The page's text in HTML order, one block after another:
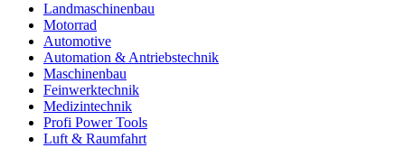
Landmaschinenbau
Motorrad
Automotive
Automation & Antriebstechnik
Maschinenbau
Feinwerktechnik
Medizintechnik
Profi Power Tools
Luft & Raumfahrt